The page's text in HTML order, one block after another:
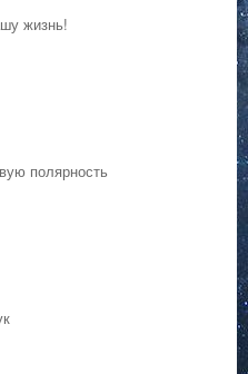
жизнь!
полярность